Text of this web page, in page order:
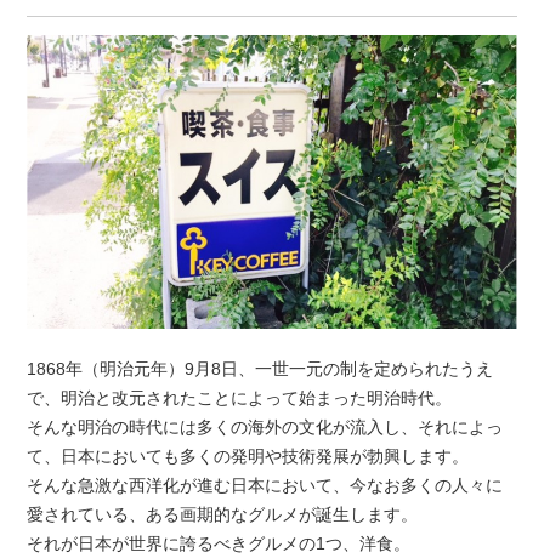
1868年（明治元年）9月8日、一世一元の制を定められたうえ
で、明治と改元されたことによって始まった明治時代。
そんな明治の時代には多くの海外の文化が流入し、それによっ
て、日本においても多くの発明や技術発展が勃興します。
そんな急激な西洋化が進む日本において、今なお多くの人々に
愛されている、ある画期的なグルメが誕生します。
それが日本が世界に誇るべきグルメの1つ、洋食。